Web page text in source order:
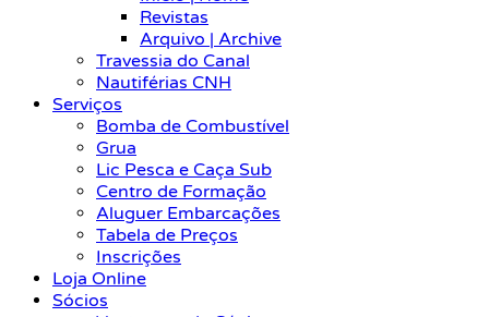
Revistas
Arquivo | Archive
Travessia do Canal
Nautiférias CNH
Serviços
Bomba de Combustível
Grua
Lic Pesca e Caça Sub
Centro de Formação
Aluguer Embarcações
Tabela de Preços
Inscrições
Loja Online
Sócios